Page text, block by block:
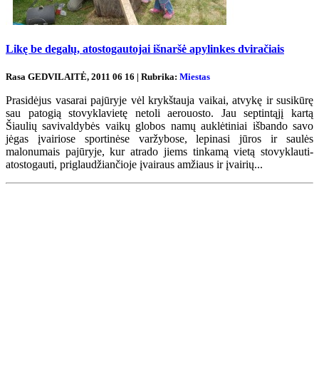
Likę be degalų, atostogautojai išnaršė apylinkes dviračiais
Rasa GEDVILAITĖ, 2011 06 16 | Rubrika: Miestas
Prasidėjus vasarai pajūryje vėl krykštauja vaikai, atvykę ir susikūrę
sau patogią stovyklavietę netoli aerouosto. Jau septintąjį kartą
Šiaulių savivaldybės vaikų globos namų auklėtiniai išbando savo
jėgas įvairiose sportinėse varžybose, lepinasi jūros ir saulės
malonumais pajūryje, kur atrado jiems tinkamą vietą stovyklauti-
atostogauti, priglaudžiančioje įvairaus amžiaus ir įvairių...